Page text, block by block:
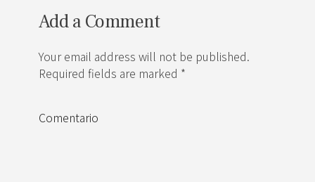
Add a Comment
Your email address will not be published.
Required fields are marked *
Comentario